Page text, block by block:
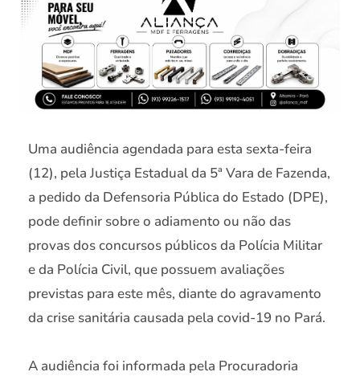
Uma audiência agendada para esta sexta-feira
(12), pela Justiça Estadual da 5ª Vara de Fazenda,
a pedido da Defensoria Pública do Estado (DPE),
pode definir sobre o adiamento ou não das
provas dos concursos públicos da Polícia Militar
e da Polícia Civil, que possuem avaliações
previstas para este mês, diante do agravamento
da crise sanitária causada pela covid-19 no Pará.
A audiência foi informada pela Procuradoria